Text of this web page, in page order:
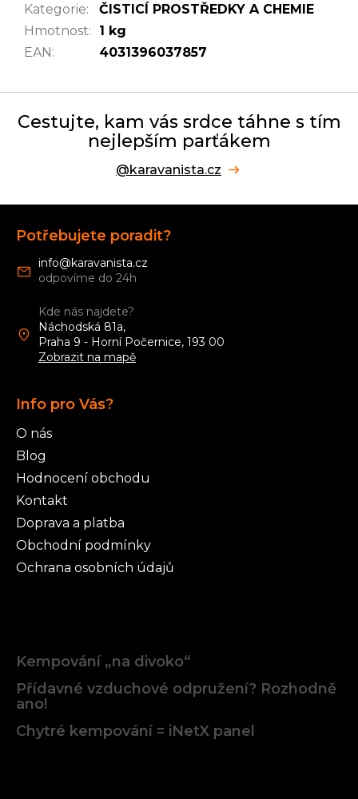
Kategorie:
ČISTICÍ PROSTŘEDKY A CHEMIE
Hmotnost:
1 kg
EAN: 4031396037857
Cestujte, kam vás srdce táhne s tím
nejlepším parťákem
@karavanista.cz
Potřebujete poradit?
info@karavanista.cz
Kde nás najdete?
Náchodská 81a,
Praha 9 - Horní Počernice, 193 00
Zobrazit na mapě
Info pro Vás?
O nás
Blog
Hodnocení obchodu
Kontakt
Doprava a platba
Obchodní podmínky
Ochrana osobních údajů
Kempování „na divoko“
Přídavné vzduchové odpružení? Rozhodně
ano!
Chytré kempování = iNetX panel